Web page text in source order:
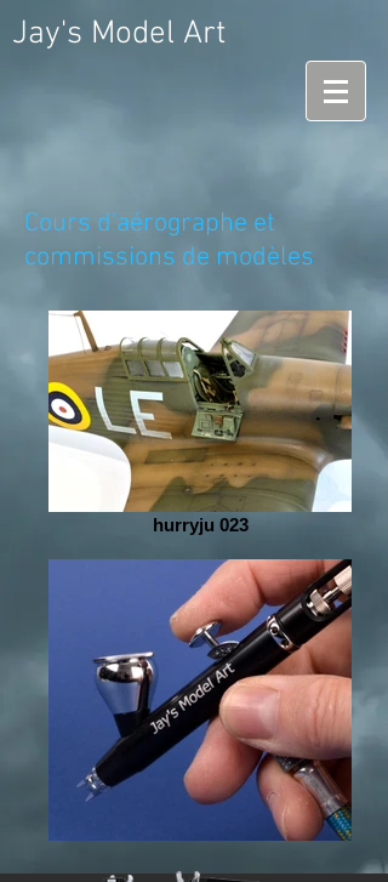
Jay's Model Art
Cours d'aérographe et
commissions de modèles
hurryju 023